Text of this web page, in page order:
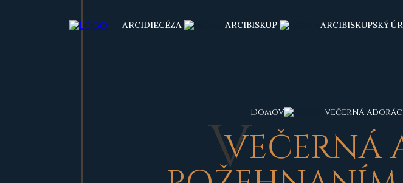
ARCIDIECÉZA ARCIBISKUP ARCIBISKUPSKÝ
Domov Večerná
VEČERNÁ